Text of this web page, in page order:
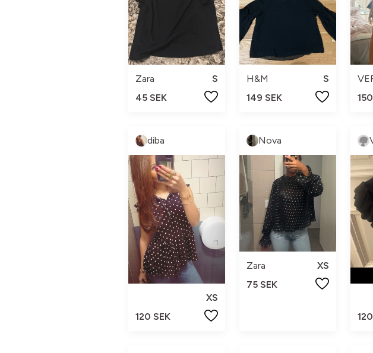
Zara
S
45 SEK
H&M
S
149 SEK
diba
XS
120 SEK
Nova
Zara
XS
75 SEK